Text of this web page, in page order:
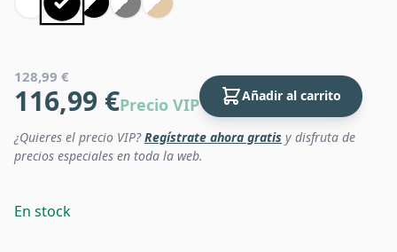
128,99 €
116,99 €Precio VIP Añadir al carrito
¿Quieres el precio VIP?Regístrate ahora gratis y disfruta de
precios especiales en toda la web.
En stock